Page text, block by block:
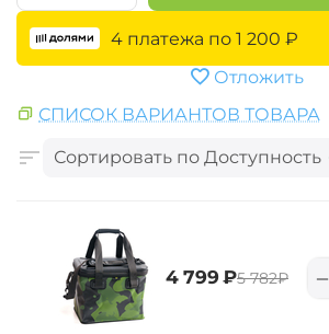
4 платежа по 1 200 ₽
Отложить
СПИСОК ВАРИАНТОВ ТОВАРА
Сортировать по Доступность
‍4 799‍ ₽‍5 782‍₽ −